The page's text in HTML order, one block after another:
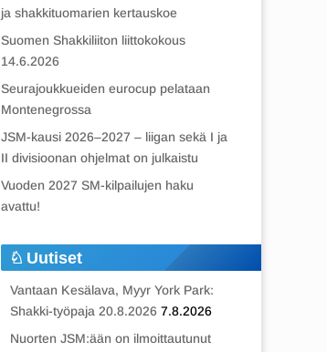
ja shakkituomarien kertauskoe
Suomen Shakkiliiton liittokokous
14.6.2026
Seurajoukkueiden eurocup pelataan
Montenegrossa
JSM-kausi 2026–2027 – liigan sekä I ja
II divisioonan ohjelmat on julkaistu
Vuoden 2027 SM-kilpailujen haku
avattu!
Uutiset
Vantaan Kesälava, Myyr York Park:
Shakki-työpaja 20.8.2026 7.8.2026
Nuorten JSM:ään on ilmoittautunut